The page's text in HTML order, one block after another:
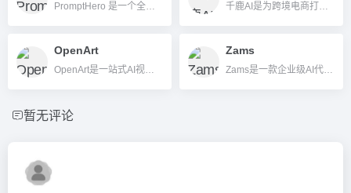
PromptHero 是一个全球知名的 AI 提示词（Prompt）共享与学习社区，支持主流 AI 生成模型，助力创作者高效获取和优化 Prompt。 千鹿AI是为跨境电商打造的一站式AI智能设计与图片插画生成平台，助力高效制作商品主图、营销Banner和多语言内容。
OpenArt
OpenArt是一站式AI视觉创作平台，支持文本转图、风格迁移、AI修复等多功能，助力高效生成原创图片和视频。
Zams
Zams是一款企业级AI代理自动化平台，无需代码即可通过自然语言组装流程、集成百种常用企业工具，助力业务自动高效运转。
暂无评论